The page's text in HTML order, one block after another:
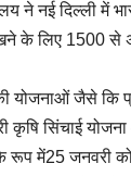
ने नई दिल्ली में
के लिए 1500 से
योजनाओं जैसे कि
कृषि सिंचाई
में25 जनवरी